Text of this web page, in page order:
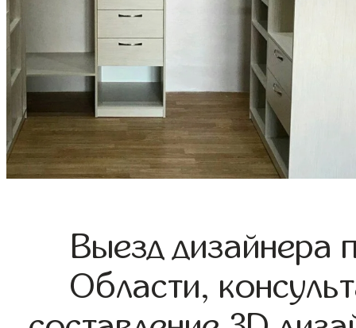
Выезд дизайнера
Области,